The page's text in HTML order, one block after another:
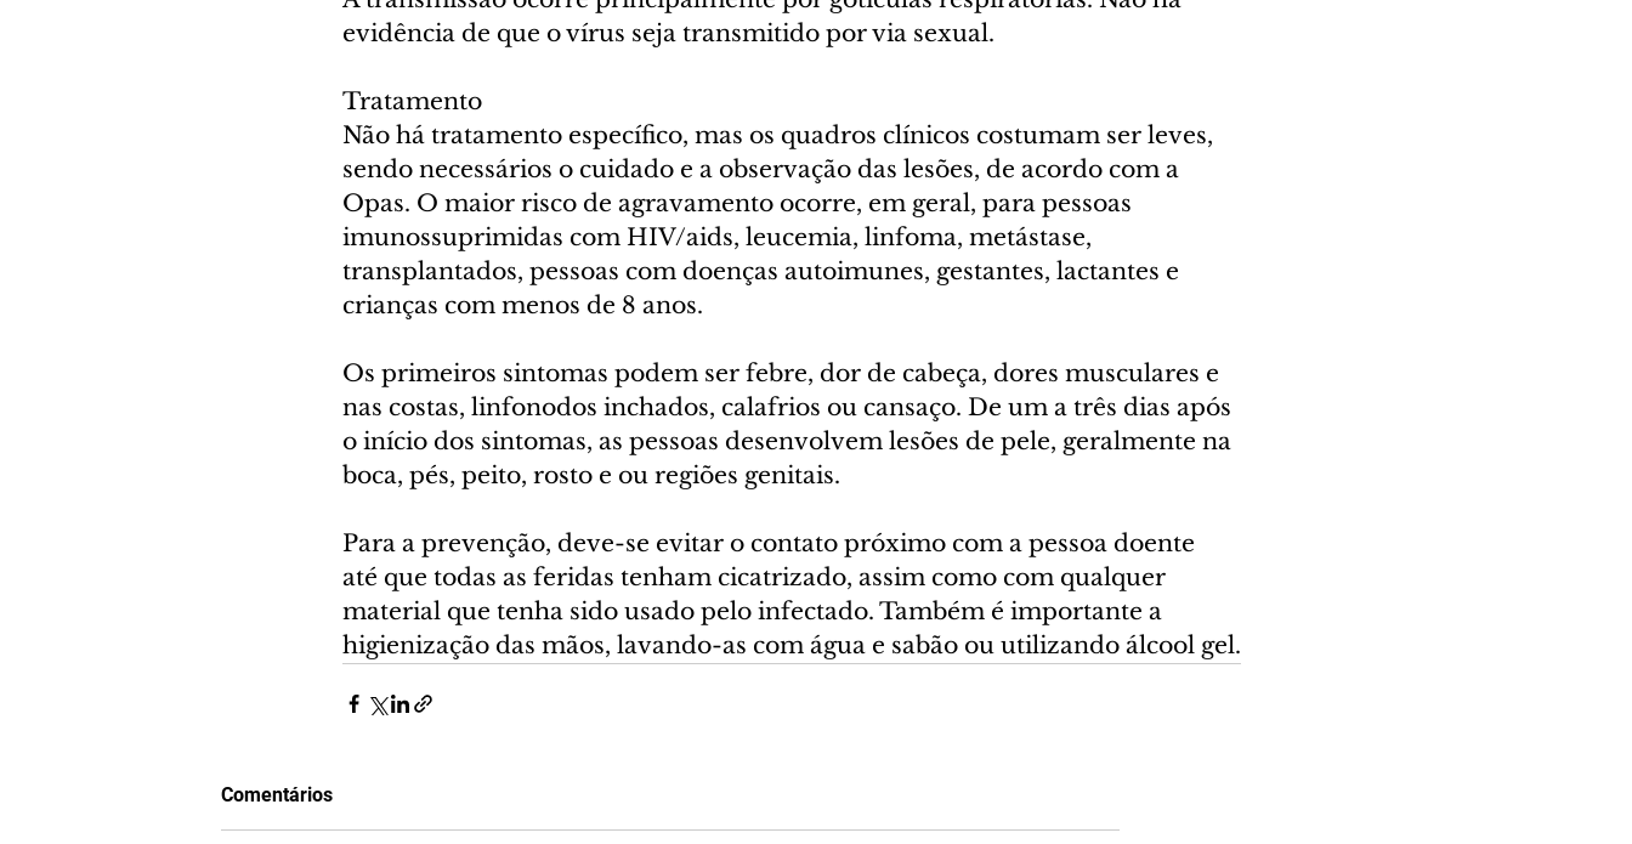
evidência de que o vírus seja transmitido por via sexual.
Tratamento
Não há tratamento específico, mas os quadros clínicos costumam ser leves,
sendo necessários o cuidado e a observação das lesões, de acordo com a
Opas. O maior risco de agravamento ocorre, em geral, para pessoas
imunossuprimidas com HIV/aids, leucemia, linfoma, metástase,
transplantados, pessoas com doenças autoimunes, gestantes, lactantes e
crianças com menos de 8 anos.
Os primeiros sintomas podem ser febre, dor de cabeça, dores musculares e
nas costas, linfonodos inchados, calafrios ou cansaço. De um a três dias após
o início dos sintomas, as pessoas desenvolvem lesões de pele, geralmente na
boca, pés, peito, rosto e ou regiões genitais.
Para a prevenção, deve-se evitar o contato próximo com a pessoa doente
até que todas as feridas tenham cicatrizado, assim como com qualquer
material que tenha sido usado pelo infectado. Também é importante a
higienização das mãos, lavando-as com água e sabão ou utilizando álcool gel.
Comentários